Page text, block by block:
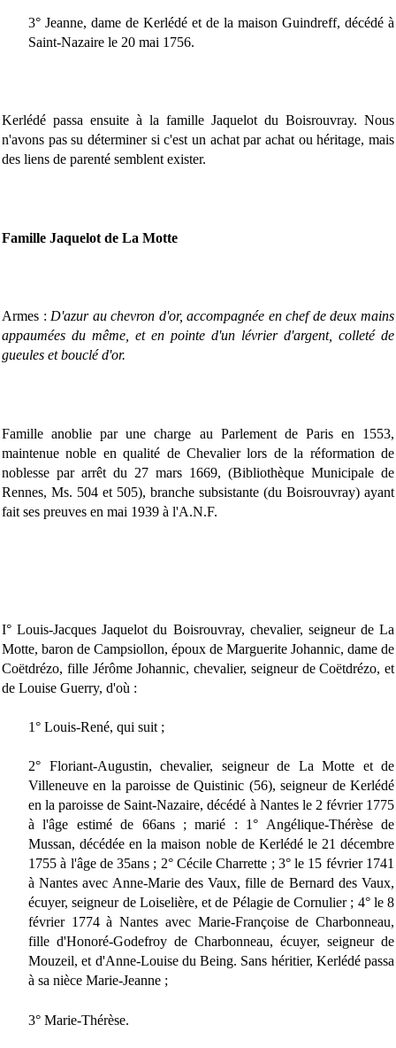
3° Jeanne, dame de Kerlédé et de la maison Guindreff, décédé à
Saint-Nazaire le 20 mai 1756.
Kerlédé passa ensuite à la famille Jaquelot du Boisrouvray. Nous
n'avons pas su déterminer si c'est un achat par achat ou héritage, mais
des liens de parenté semblent exister.
Famille Jaquelot de La Motte
Armes :D'azur au chevron d'or, accompagnée en chef de deux mains
appaumées du même, et en pointe d'un lévrier d'argent, colleté de
gueules et bouclé d'or.
Famille anoblie par une charge au Parlement de Paris en 1553,
maintenue noble en qualité de Chevalier lors de la réformation de
noblesse par arrêt du 27 mars 1669, (Bibliothèque Municipale de
Rennes, Ms. 504 et 505), branche subsistante (du Boisrouvray) ayant
fait ses preuves en mai 1939 à l'A.N.F.
I° Louis-Jacques Jaquelot du Boisrouvray, chevalier, seigneur de La
Motte, baron de Campsiollon, époux de Marguerite Johannic, dame de
Coëtdrézo, fille Jérôme Johannic, chevalier, seigneur de Coëtdrézo, et
de Louise Guerry, d'où :
1° Louis-René, qui suit ;
2° Floriant-Augustin, chevalier, seigneur de La Motte et de
Villeneuve en la paroisse de Quistinic (56), seigneur de Kerlédé
en la paroisse de Saint-Nazaire, décédé à Nantes le 2 février 1775
à l'âge estimé de 66ans ; marié : 1° Angélique-Thérèse de
Mussan, décédée en la maison noble de Kerlédé le 21 décembre
1755 à l'âge de 35ans ; 2° Cécile Charrette ; 3° le 15 février 1741
à Nantes avec Anne-Marie des Vaux, fille de Bernard des Vaux,
écuyer, seigneur de Loiselière, et de Pélagie de Cornulier ; 4° le 8
février 1774 à Nantes avec Marie-Françoise de Charbonneau,
fille d'Honoré-Godefroy de Charbonneau, écuyer, seigneur de
Mouzeil, et d'Anne-Louise du Being. Sans héritier, Kerlédé passa
à sa nièce Marie-Jeanne ;
3° Marie-Thérèse.